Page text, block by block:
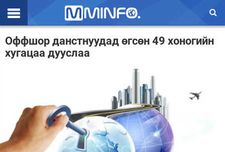
Эхлэл
Цаг агаар
Эдийн засаг
Үзэл бодол
Оффшор данстнуудад өгсөн 49 хоногийн
хугацаа дууслаа